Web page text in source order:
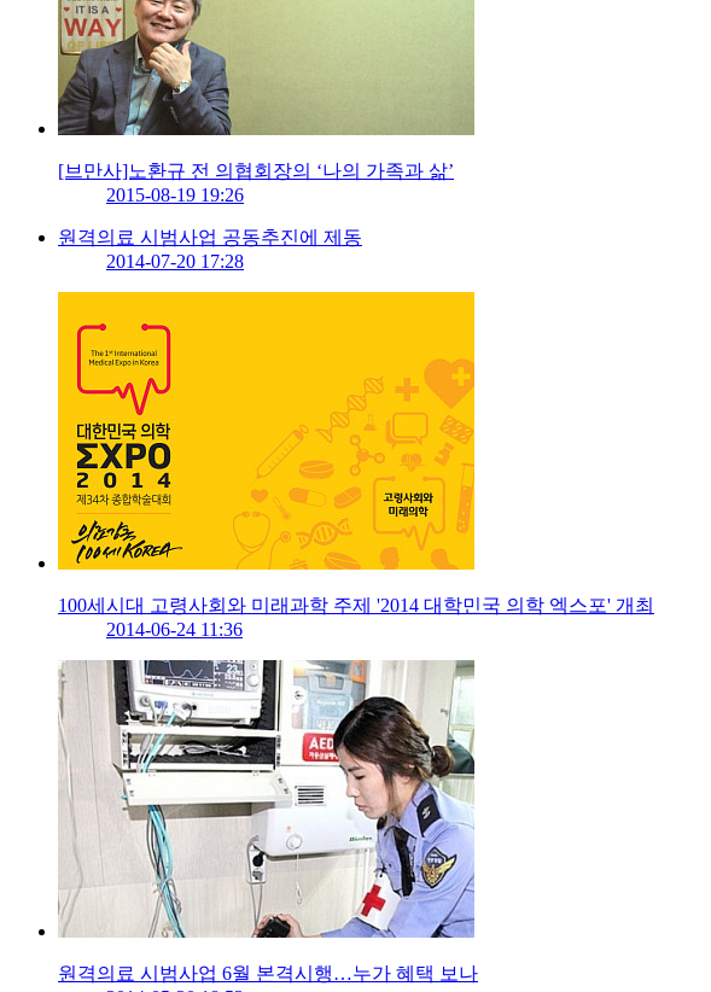
[브만사]노환규 전 의협회장의 ‘나의 가족과 삶’
2015-08-19 19:26
원격의료 시범사업 공동추진에 제동
2014-07-20 17:28
100세시대 고령사회와 미래과학 주제 '2014 대학민국 의학 엑스포' 개최
2014-06-24 11:36
원격의료 시범사업 6월 본격시행…누가 혜택 보나